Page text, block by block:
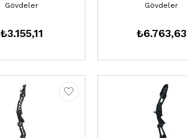
Gövdeler
₺3.155,11
Gövdeler
₺6.763,63